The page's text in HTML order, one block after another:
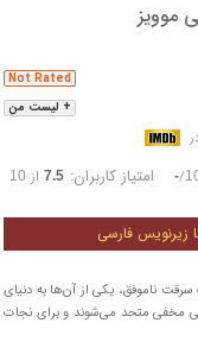
موویز
+ لیست من
Not Rated
-/ امتیاز کاربران: 7.5از 10
زیرنویس فارسی
ناموفق، یکی از آن‌ها به دنیای
مخفی متحد می‌شوند و برای نجات